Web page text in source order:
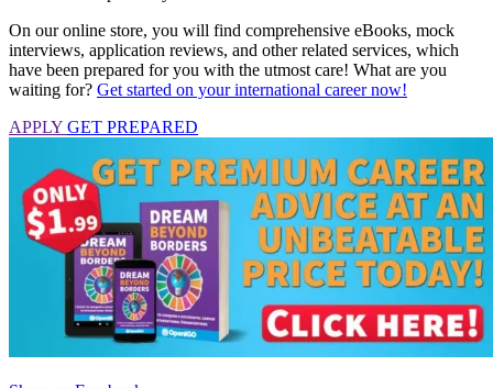
On our online store, you will find comprehensive eBooks, mock
interviews, application reviews, and other related services, which
have been prepared for you with the utmost care! What are you
waiting for? Get started on your international career now!
APPLY GET PREPARED